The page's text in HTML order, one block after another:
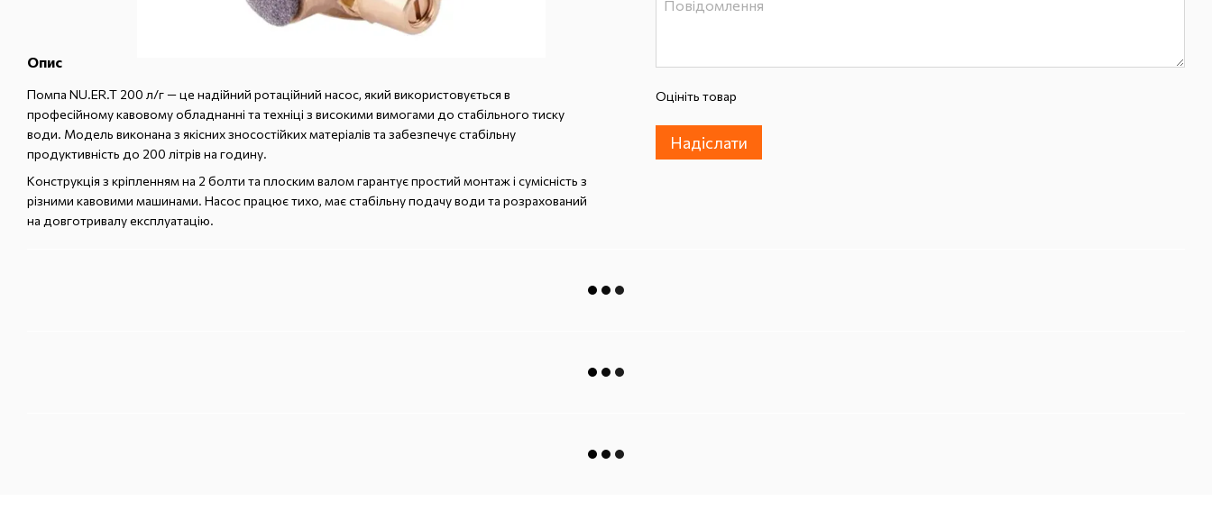
Опис
Помпа NU.ER.T 200 л/г — це надійний ротаційний насос, який використовується в
професійному кавовому обладнанні та техніці з високими вимогами до стабільного тиску
води. Модель виконана з якісних зносостійких матеріалів та забезпечує стабільну
продуктивність до 200 літрів на годину.
Конструкція з кріпленням на 2 болти та плоским валом гарантує простий монтаж і сумісність з
різними кавовими машинами. Насос працює тихо, має стабільну подачу води та розрахований
на довготривалу експлуатацію.
Оцініть товар
Надіслати